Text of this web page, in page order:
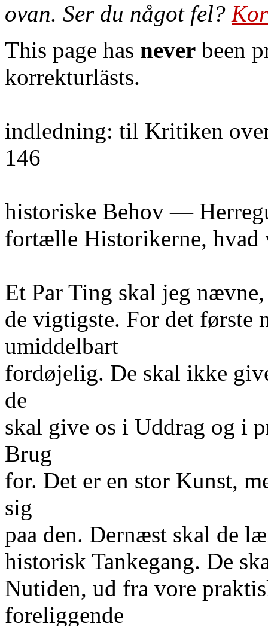
ovan. Ser du något fel?
This page has never been
korrekturlästs.
indledning: til Kritiken
146
historiske Behov —
fortælle Historikerne, hvad
Et Par Ting skal jeg
de vigtigste. For det første
umiddelbart
fordøjelig. De skal ikke
de
skal give os i Uddrag og i
Brug
for. Det er en stor Kunst,
sig
paa den. Dernæst skal de
historisk Tankegang. De
Nutiden, ud fra vore
foreliggende